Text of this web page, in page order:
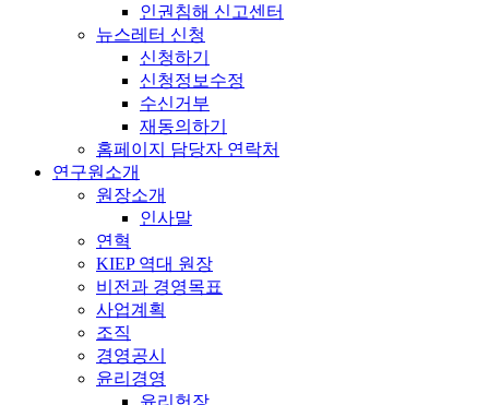
인권침해 신고센터
뉴스레터 신청
신청하기
신청정보수정
수신거부
재동의하기
홈페이지 담당자 연락처
연구원소개
원장소개
인사말
연혁
KIEP 역대 원장
비전과 경영목표
사업계획
조직
경영공시
윤리경영
윤리헌장